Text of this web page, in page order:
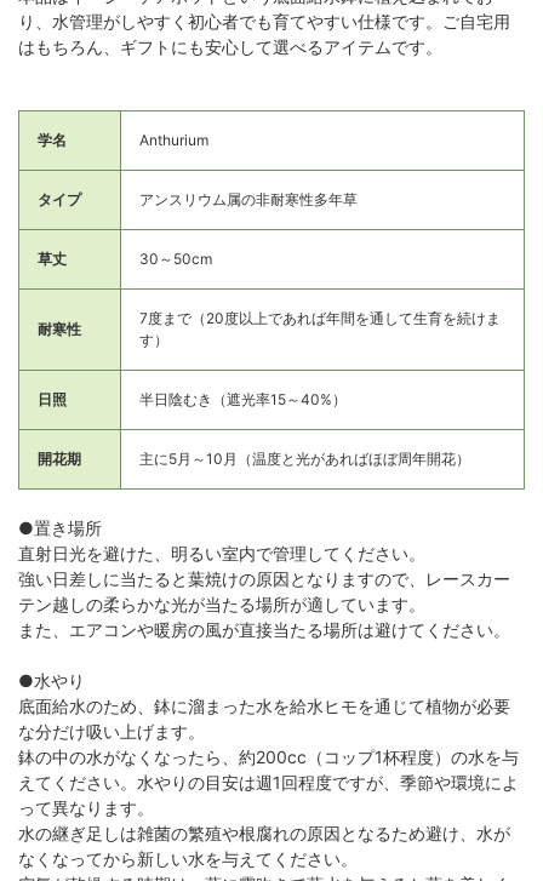
り、水管理がしやすく初心者でも育てやすい仕様です。ご自宅用
はもちろん、ギフトにも安心して選べるアイテムです。
学名 Anthurium
タイプ アンスリウム属の非耐寒性多年草
草丈 30～50cm
耐寒性
7度まで（20度以上であれば年間を通して生育を続けま
す）
日照 半日陰むき（遮光率15～40%）
開花期 主に5月～10月（温度と光があればほぼ周年開花）
●置き場所
直射日光を避けた、明るい室内で管理してください。
強い日差しに当たると葉焼けの原因となりますので、レースカー
テン越しの柔らかな光が当たる場所が適しています。
また、エアコンや暖房の風が直接当たる場所は避けてください。
●水やり
底面給水のため、鉢に溜まった水を給水ヒモを通じて植物が必要
な分だけ吸い上げます。
鉢の中の水がなくなったら、約200cc（コップ1杯程度）の水を与
えてください。水やりの目安は週1回程度ですが、季節や環境によ
って異なります。
水の継ぎ足しは雑菌の繁殖や根腐れの原因となるため避け、水が
なくなってから新しい水を与えてください。